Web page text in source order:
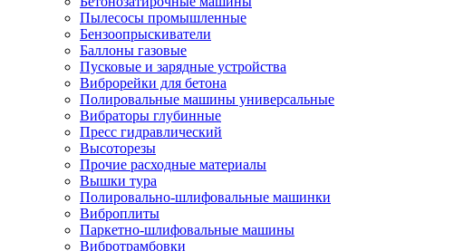
Пылесосы промышленные
Бензоопрыскиватели
Баллоны газовые
Пусковые и зарядные устройства
Виброрейки для бетона
Полировальные машины универсальные
Вибраторы глубинные
Пресс гидравлический
Высоторезы
Прочие расходные материалы
Вышки тура
Полировально-шлифовальные машинки
Виброплиты
Паркетно-шлифовальные машины
Вибротрамбовки